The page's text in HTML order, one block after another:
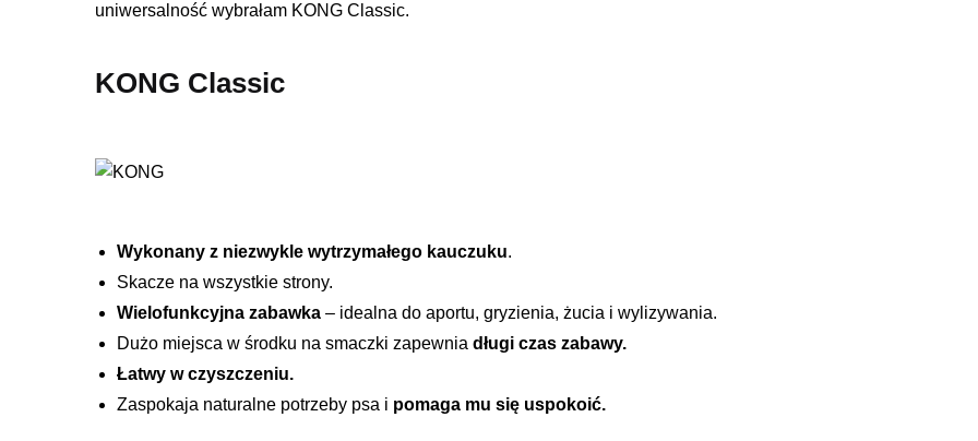
uniwersalność wybrałam KONG Classic.
KONG Classic
Wykonany z niezwykle wytrzymałego kauczuku.
Skacze na wszystkie strony.
Wielofunkcyjna zabawka – idealna do aportu, gryzienia, żucia i wylizywania.
Dużo miejsca w środku na smaczki zapewnia długi czas zabawy.
Łatwy w czyszczeniu.
Zaspokaja naturalne potrzeby psa i pomaga mu się uspokoić.